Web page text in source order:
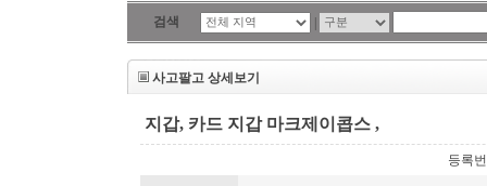
검색 |
사고팔고 상세보기
지갑, 카드 지갑 마크제이콥스 ,
등록